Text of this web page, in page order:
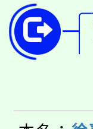
開!
115
田徑
桃園
視
半價
大
份教
大溪